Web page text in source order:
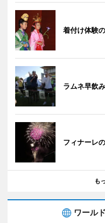
着付け体験
ラムネ早飲
フィナーレ
も
ワール